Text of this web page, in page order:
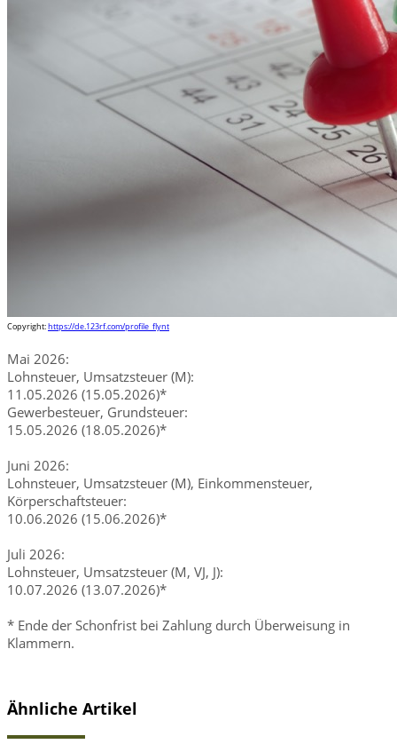
Copyright:https://de.123rf.com/profile_flynt
Mai 2026:
Lohnsteuer, Umsatzsteuer (M):
11.05.2026 (15.05.2026)*
Gewerbesteuer, Grundsteuer:
15.05.2026 (18.05.2026)*
Juni 2026:
Lohnsteuer, Umsatzsteuer (M), Einkommensteuer,
Körperschaftsteuer:
10.06.2026 (15.06.2026)*
Juli 2026:
Lohnsteuer, Umsatzsteuer (M, VJ, J):
10.07.2026 (13.07.2026)*
* Ende der Schonfrist bei Zahlung durch Überweisung in
Klammern.
Ähnliche Artikel